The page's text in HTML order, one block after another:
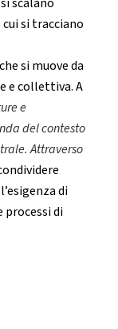
si tracciano
si muove da
e collettiva. A
e
del contesto
Attraverso
di
processi di